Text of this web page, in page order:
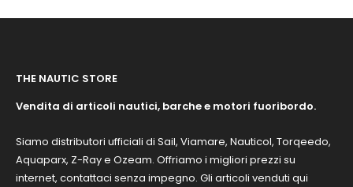
THE NAUTIC STORE
Vendita di articoli nautici, barche e motori fuoribordo.
Siamo distributori ufficiali di Sail, Viamare, Nauticol, Torqeedo,
Aquaparx, Z-Ray e Ozeam. Offriamo i migliori prezzi su
internet, contattaci senza impegno. Gli articoli venduti qui